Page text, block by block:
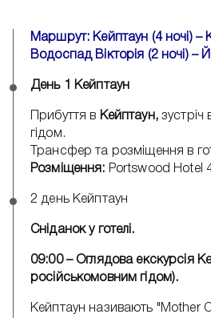
Маршрут: Кейптаун (4 ночі) –
Водоспад Вікторія (2 ночі) –
День 1 Кейптаун
Прибуття в Кейптаун,зустріч
гідом.
Трансфер та розміщення в
Розміщення: Portswood Hotel
2 день Кейптаун
Сніданок у готелі.
09:00 – Оглядова екскурсія
російськомовним гідом).
Кейптаун називають "Mother